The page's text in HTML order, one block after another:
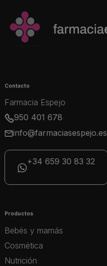
Contacto
Farmacia Espejo
950 401 678
info@farmaciasespejo.es
+34 659 30 83 32
Productos
Bebés y mamás
Cosmética
Nutrición